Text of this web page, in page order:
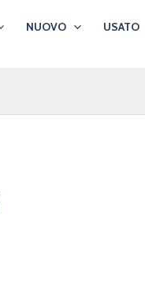
NUOVO USATO